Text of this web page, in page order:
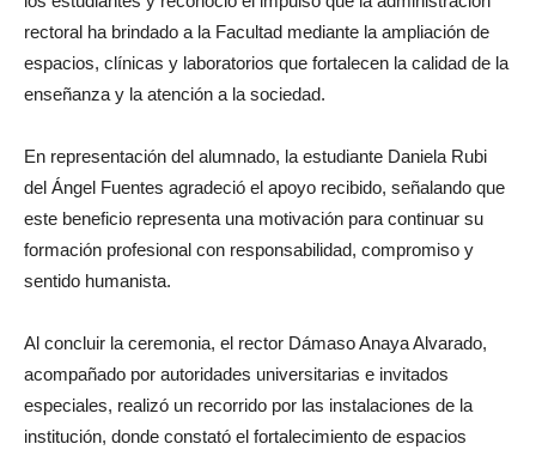
rectoral ha brindado a la Facultad mediante la ampliación de
espacios, clínicas y laboratorios que fortalecen la calidad de la
enseñanza y la atención a la sociedad.
En representación del alumnado, la estudiante Daniela Rubi
del Ángel Fuentes agradeció el apoyo recibido, señalando que
este beneficio representa una motivación para continuar su
formación profesional con responsabilidad, compromiso y
sentido humanista.
Al concluir la ceremonia, el rector Dámaso Anaya Alvarado,
acompañado por autoridades universitarias e invitados
especiales, realizó un recorrido por las instalaciones de la
institución, donde constató el fortalecimiento de espacios